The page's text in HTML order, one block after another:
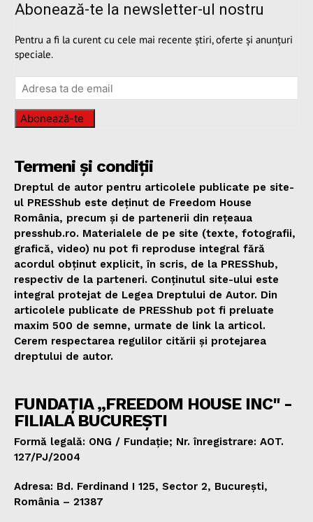
Abonează-te la newsletter-ul nostru
Pentru a fi la curent cu cele mai recente știri, oferte și anunțuri
speciale.
Abonează-te
Termeni și condiții
Dreptul de autor pentru articolele publicate pe site-
ul PRESShub este deținut de Freedom House
România, precum și de partenerii din rețeaua
presshub.ro. Materialele de pe site (texte, fotografii,
grafică, video) nu pot fi reproduse integral fără
acordul obținut explicit, în scris, de la PRESShub,
respectiv de la parteneri. Conținutul site-ului este
integral protejat de Legea Dreptului de Autor. Din
articolele publicate de PRESShub pot fi preluate
maxim 500 de semne, urmate de link la articol.
Cerem respectarea regulilor citării și protejarea
dreptului de autor.
FUNDAȚIA „FREEDOM HOUSE INC" -
FILIALA BUCUREȘTI
Formă legală: ONG / Fundație; Nr. înregistrare: AOT.
127/PJ/2004
Adresa: Bd. Ferdinand I 125, Sector 2, București,
România – 21387